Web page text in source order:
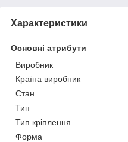
Характеристики
Основні атрибути
Виробник
Країна виробник
Стан
Тип
Тип кріплення
Форма